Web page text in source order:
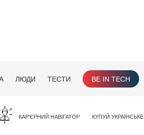
ЛЮДИ ТЕСТИ BE IN TECH
КАР'ЄРНИЙ НАВІГАТОР КУПУЙ УКРАЇНСЬКЕ